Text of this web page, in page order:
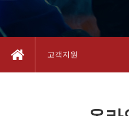
고객지원